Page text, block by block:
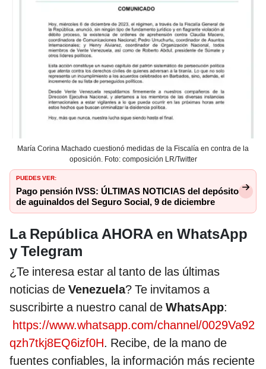
María Corina Machado cuestionó medidas de la Fiscalía en contra de la
oposición. Foto: composición LR/Twitter
PUEDES VER:
Pago pensión IVSS: ÚLTIMAS NOTICIAS del depósito
de aguinaldos del Seguro Social, 9 de diciembre
La República AHORA en WhatsApp
y Telegram
¿Te interesa estar al tanto de las últimas
noticias de Venezuela? Te invitamos a
suscribirte a nuestro canal de WhatsApp:
https://www.whatsapp.com/channel/0029Va92
qzh7tkj8EQ6izf0H. Recibe, de la mano de
fuentes confiables, la información más reciente